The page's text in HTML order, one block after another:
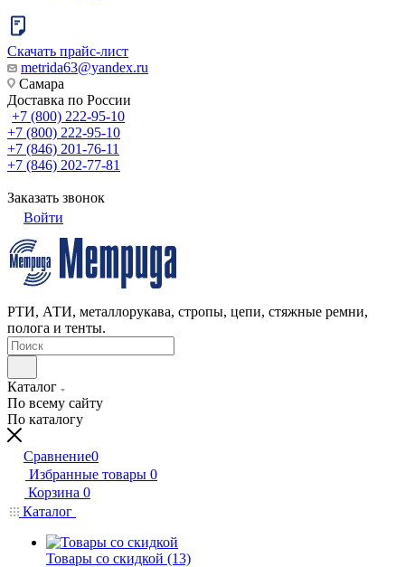
Скачать прайс-лист
metrida63@yandex.ru
Самара
Доставка по России
+7 (800) 222-95-10
+7 (800) 222-95-10
+7 (846) 201-76-11
+7 (846) 202-77-81
Заказать звонок
Войти
РТИ, АТИ, металлорукава, стропы, цепи, стяжные ремни,
полога и тенты.
Каталог
По всему сайту
По каталогу
Сравнение0
Избранные товары 0
Корзина 0
Каталог
Товары со скидкой (13)